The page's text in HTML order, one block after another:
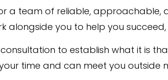
a team of reliable,
alongside you to help you
to establish what it is
time and can meet you